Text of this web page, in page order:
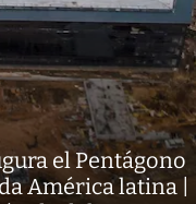
el Pentágono
América latina |